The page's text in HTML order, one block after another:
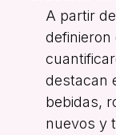
A partir
destacan
bebidas,
nuevos y